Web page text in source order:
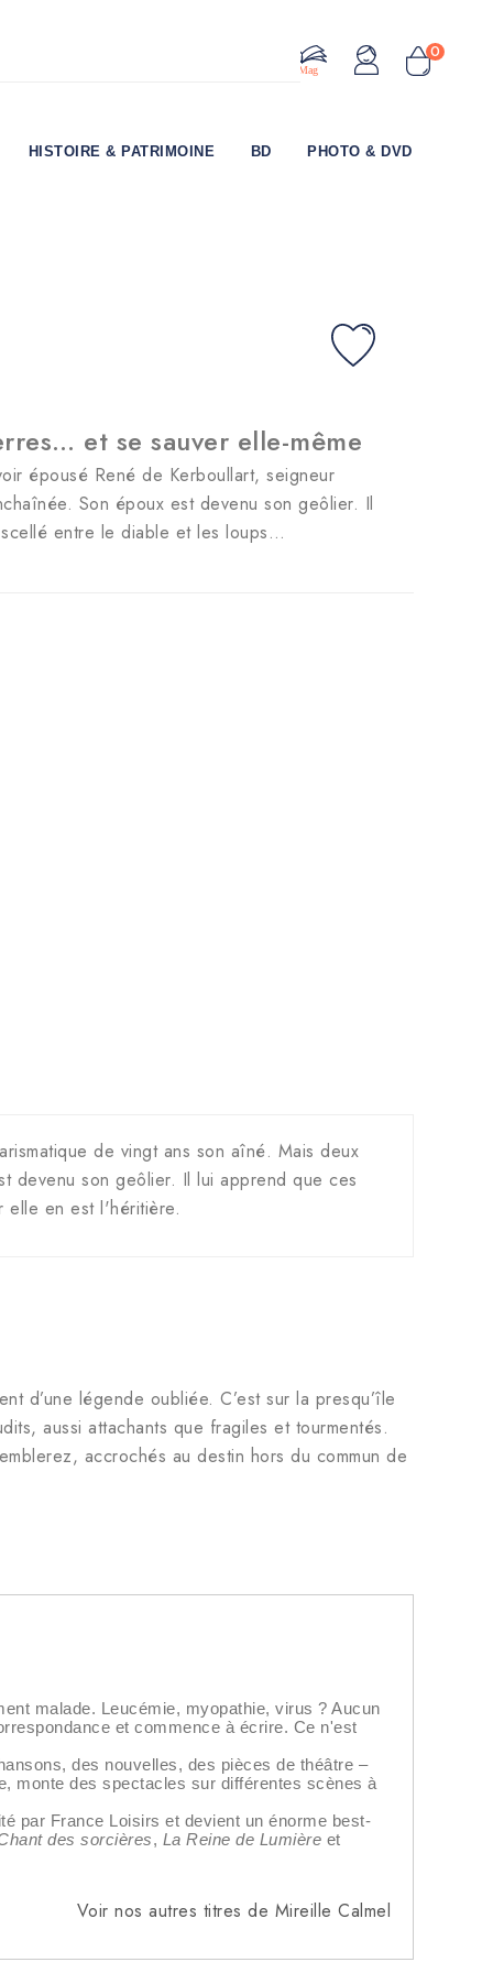
0
Le Mag
HISTOIRE & PATRIMOINE BD PHOTO & DVD
et se sauver elle-même
épousé René de Kerboullart, seigneur
Son époux est devenu son geôlier. Il
entre le diable et les loups…
de vingt ans son aîné. Mais deux
devenu son geôlier. Il lui apprend que ces
elle en est l'héritière.
d’une légende oubliée. C’est sur la presqu’île
aussi attachants que fragiles et tourmentés.
accrochés au destin hors du commun de
malade. Leucémie, myopathie, virus ? Aucun
et commence à écrire. Ce n'est
des nouvelles, des pièces de théâtre –
monte des spectacles sur différentes scènes à
par France Loisirs et devient un énorme best-
des sorcières, La Reine de Lumière et
Voir nos autres titres de Mireille Calmel